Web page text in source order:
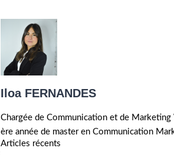
Iloa FERNANDES
Chargée de Communication et de
ère année de master en Communication
Articles récents